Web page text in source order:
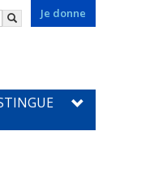
Je donne
Search